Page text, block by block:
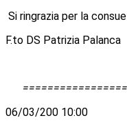
Si ringrazia per la
F.to DS Patrizia Palanca
06/03/200 10:00